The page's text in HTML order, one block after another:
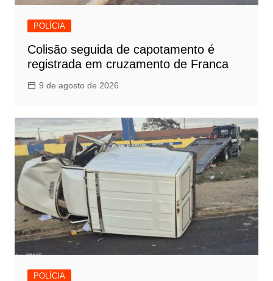
POLÍCIA
Colisão seguida de capotamento é
registrada em cruzamento de Franca
9 de agosto de 2026
POLÍCIA